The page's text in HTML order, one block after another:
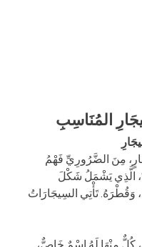
المُنَاسِبِ
مِنَ الضَّرُورِيِّ فَهْمُ
الَّذِي يَشْمَلُ شَكْلَ
وَقُطْرَهُ. تَأْتِي السِيجَارَاتُ
كُلٌّ مِنْهَا لَهُ اسْمٌ خَاصٌّ،